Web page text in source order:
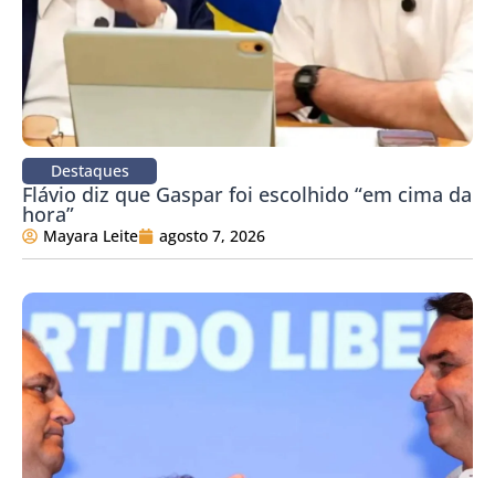
Destaques
Flávio diz que Gaspar foi escolhido “em cima da
hora”
Mayara Leite agosto 7, 2026